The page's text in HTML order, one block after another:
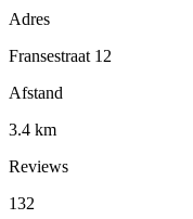
Adres
Fransestraat 12
Afstand
3.4 km
Reviews
132